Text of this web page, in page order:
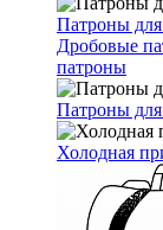
Патроны для
Дробовые
патроны
Патроны
Холодная